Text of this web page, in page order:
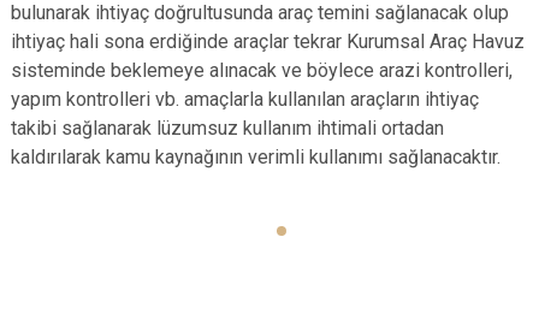
bulunarak ihtiyaç doğrultusunda araç temini sağlanacak olup
ihtiyaç hali sona erdiğinde araçlar tekrar Kurumsal Araç Havuz
sisteminde beklemeye alınacak ve böylece arazi kontrolleri,
yapım kontrolleri vb. amaçlarla kullanılan araçların ihtiyaç
takibi sağlanarak lüzumsuz kullanım ihtimali ortadan
kaldırılarak kamu kaynağının verimli kullanımı sağlanacaktır.